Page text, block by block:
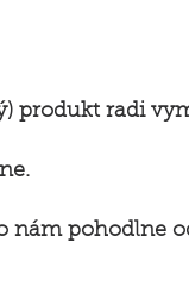
produkt radi
nám pohodlne